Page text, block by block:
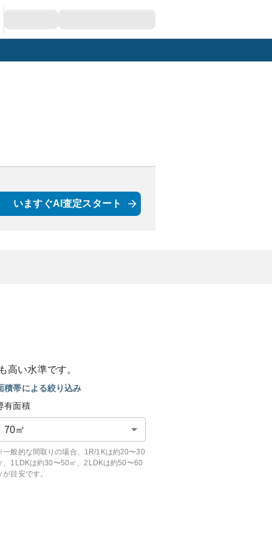
いますぐAI査定スタート
高い水準です。
積帯による絞り込み
有面積
70㎡
般的な間取りの場合、1R/1Kは約20〜30
、1LDKは約30〜50㎡、2LDKは約50〜60
が目安です。